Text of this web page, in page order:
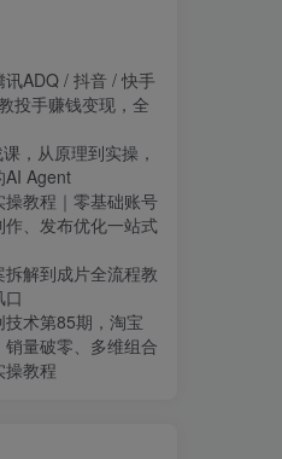
ADQ / 抖音 / 快手
投手赚钱变现，全
，从原理到实操，
AI Agent
教程｜零基础账号
、发布优化一站式
解到成片全流程教
技术第85期，淘宝
量破零、多维组合
操教程